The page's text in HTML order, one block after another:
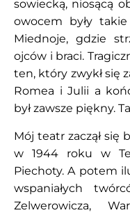
sowiecką, niosącą
owocem były
Miednoje, gdzie
ojców i braci.
ten, który zwykł się
Romea i Julii a
był zawsze piękny.
Mój teatr zaczął się
w 1944 roku w
Piechoty. A potem
wspaniałych
Zelwerowicza,